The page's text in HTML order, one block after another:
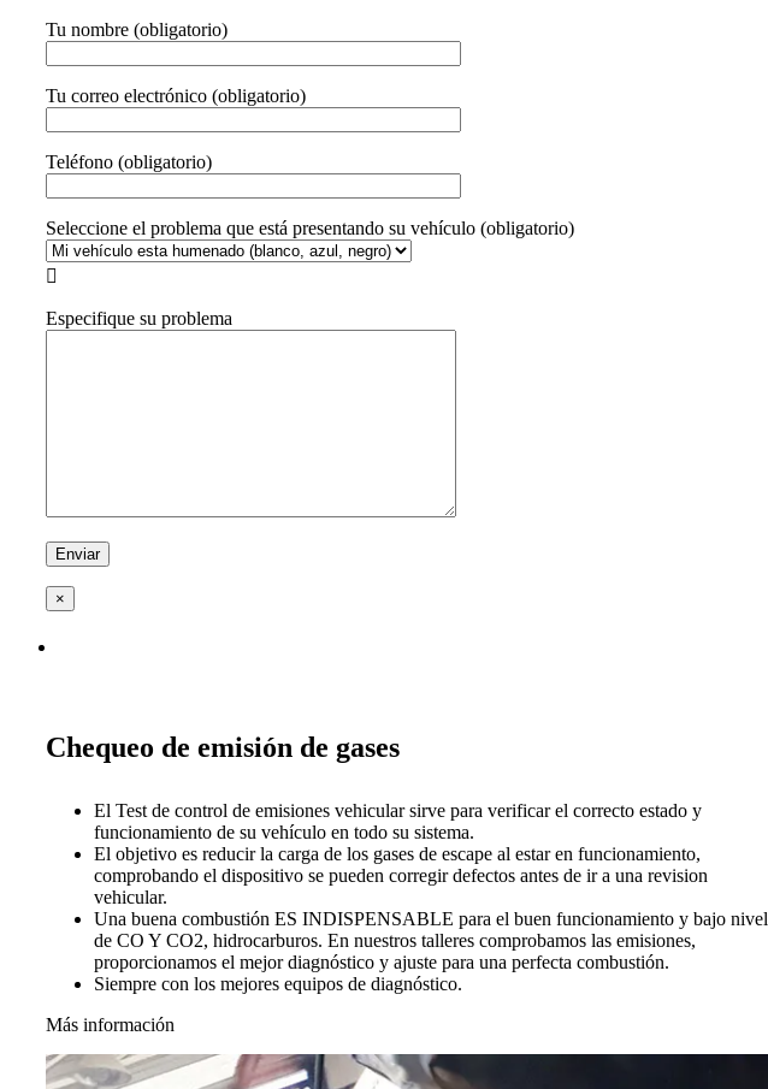
Tu nombre (obligatorio)
Tu correo electrónico (obligatorio)
Teléfono (obligatorio)
Seleccione el problema que está presentando su vehículo (obligatorio)

Especifique su problema
×
Chequeo de emisión de gases
El Test de control de emisiones vehicular sirve para verificar el correcto estado y
funcionamiento de su vehículo en todo su sistema.
El objetivo es reducir la carga de los gases de escape al estar en funcionamiento,
comprobando el dispositivo se pueden corregir defectos antes de ir a una revision
vehicular.
Una buena combustión ES INDISPENSABLE para el buen funcionamiento y bajo nivel
de CO Y CO2, hidrocarburos. En nuestros talleres comprobamos las emisiones,
proporcionamos el mejor diagnóstico y ajuste para una perfecta combustión.
Siempre con los mejores equipos de diagnóstico.
Más información